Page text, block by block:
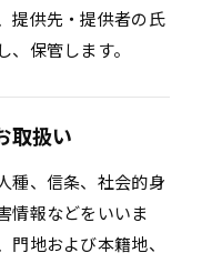
提供先・提供者の氏
保管します。
取扱い
種、信条、社会的身
情報などをいいま
地および本籍地、